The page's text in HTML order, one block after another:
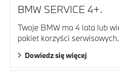
BMW SERVICE 4+.
Twoje BMW ma 4 lata lub
pakiet korzyści serwisowych.
Dowiedz się więcej